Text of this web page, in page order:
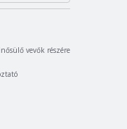
vevők részére